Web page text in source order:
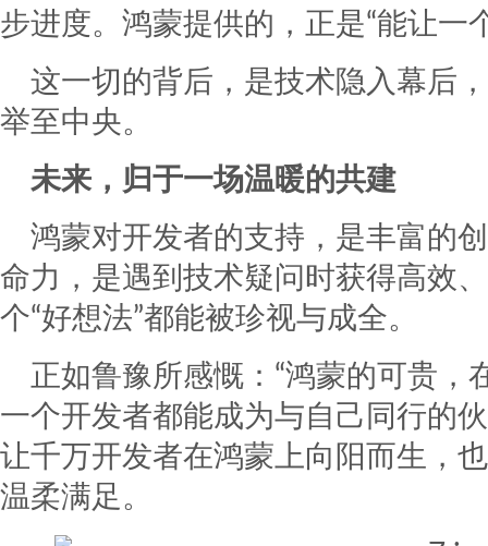
步进度。鸿蒙提供的，正是“能让一
这一切的背后，是技术隐入幕后
举至中央。
未来，归于一场温暖的共建
鸿蒙对开发者的支持，是丰富的
命力，是遇到技术疑问时获得高效
个“好想法”都能被珍视与成全。
正如鲁豫所感慨：“鸿蒙的可贵
一个开发者都能成为与自己同行的
让千万开发者在鸿蒙上向阳而生，
温柔满足。